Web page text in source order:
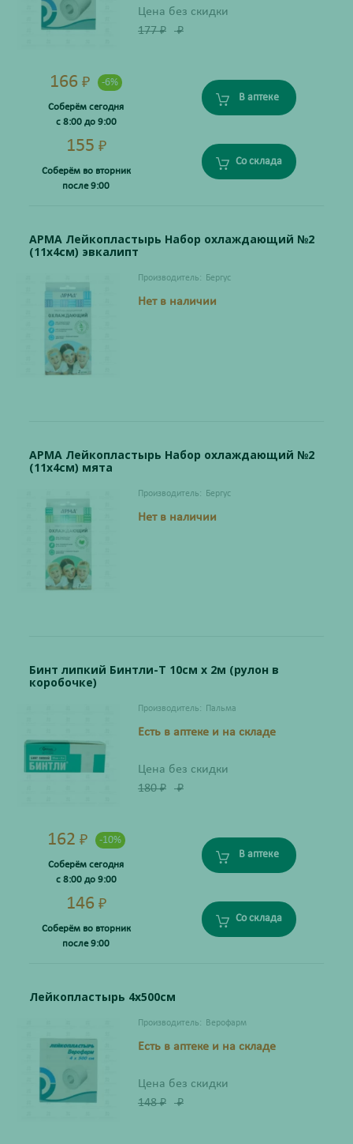
Цена без скидки
177₽ ₽
166 ₽ -6%
Соберём сегодня
с 8:00 до 9:00
В аптеке
155 ₽
Соберём во вторник
после 9:00
Со склада
АРМА Лейкопластырь Набор охлаждающий №2
(11х4см) эвкалипт
Производитель: Бергус
Нет в наличии
АРМА Лейкопластырь Набор охлаждающий №2
(11х4см) мята
Производитель: Бергус
Нет в наличии
Бинт липкий Бинтли-Т 10см х 2м (рулон в
коробочке)
Производитель: Пальма
Есть в аптеке и на складе
Цена без скидки
180₽ ₽
162 ₽ -10%
Соберём сегодня
с 8:00 до 9:00
В аптеке
146 ₽
Соберём во вторник
после 9:00
Со склада
Лейкопластырь 4х500см
Производитель: Верофарм
Есть в аптеке и на складе
Цена без скидки
148₽ ₽